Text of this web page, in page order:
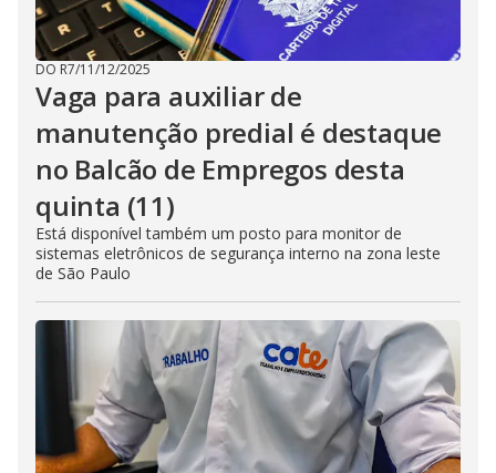
DO R7/11/12/2025
Vaga para auxiliar de
manutenção predial é destaque
no Balcão de Empregos desta
quinta (11)
Está disponível também um posto para monitor de
sistemas eletrônicos de segurança interno na zona leste
de São Paulo